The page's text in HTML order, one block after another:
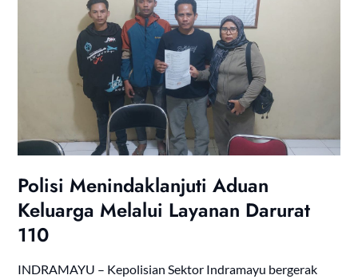
Polisi Menindaklanjuti Aduan
Keluarga Melalui Layanan Darurat
110
INDRAMAYU – Kepolisian Sektor Indramayu bergerak